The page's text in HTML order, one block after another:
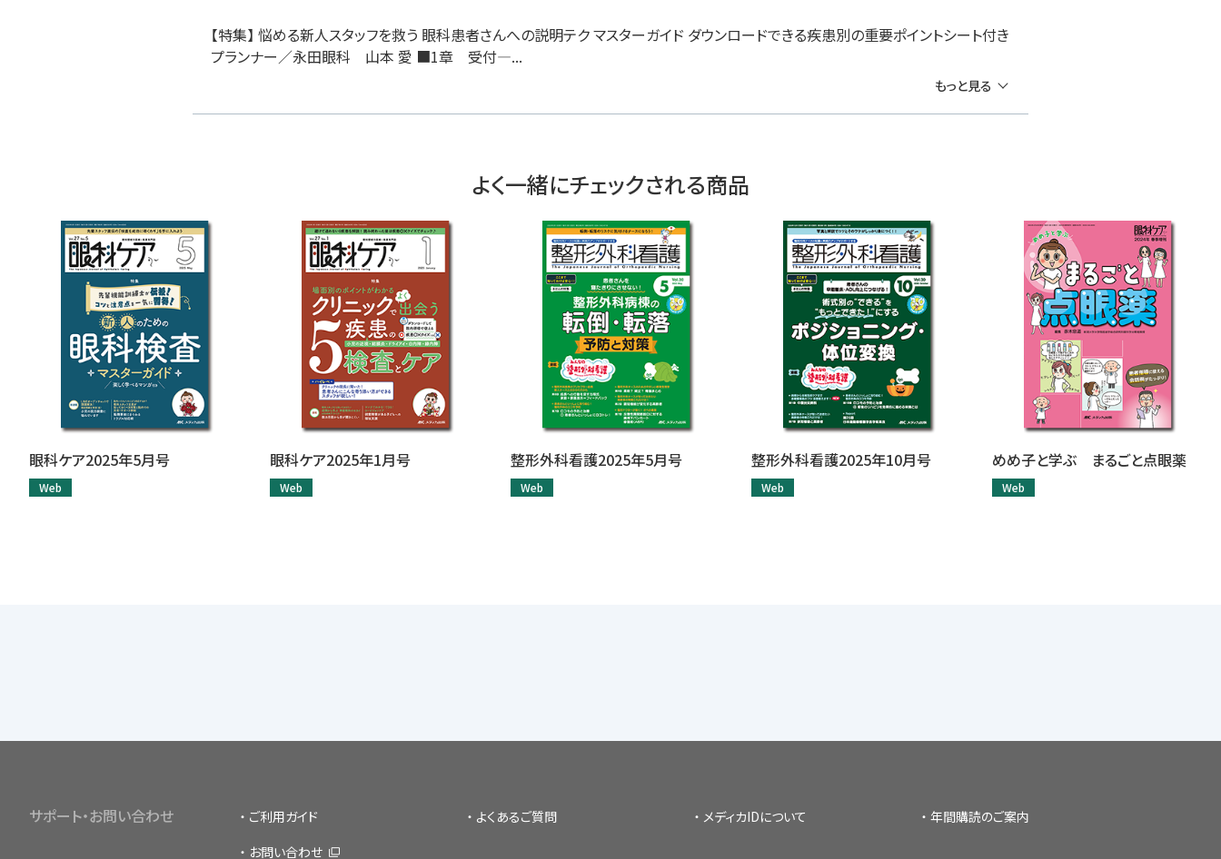
【特集】 悩める新人スタッフを救う 眼科患者さんへの説明テク マスターガイド ダウンロードできる疾患別の重要ポイントシート付き
プランナー／永田眼科 山本 愛 ■1章 受付―...
もっと見る
よく一緒にチェックされる商品
眼科ケア2025年5月号
Web
眼科ケア2025年1月号
Web
整形外科看護2025年5月号
Web
整形外科看護2025年10月号
Web
めめ子と学ぶ まるごと点眼薬
Web
サポート・お問い合わせ ご利用ガイド よくあるご質問 メディカIDについて
年間購読のご案内
お問い合わせ